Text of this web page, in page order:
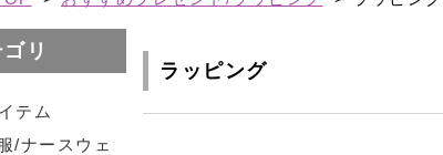
リ
テム
/ナースウェ
ラッピング